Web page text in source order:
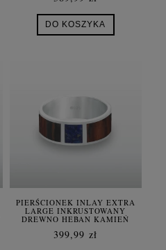
DO KOSZYKA
PIERŚCIONEK INLAY EXTRA
LARGE INKRUSTOWANY
DREWNO HEBAN KAMIEŃ
399,99 zł